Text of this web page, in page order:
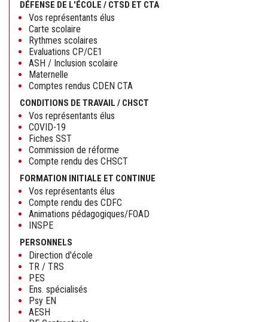
DÉFENSE DE L'ÉCOLE / CTSD ET CTA
Vos représentants élus
Carte scolaire
Rythmes scolaires
Evaluations CP/CE1
ASH / Inclusion scolaire
Maternelle
Comptes rendus CDEN CTA
CONDITIONS DE TRAVAIL / CHSCT
Vos représentants élus
COVID-19
Fiches SST
Commission de réforme
Compte rendu des CHSCT
FORMATION INITIALE ET CONTINUE
Vos représentants élus
Compte rendu des CDFC
Animations pédagogiques/FOAD
INSPE
PERSONNELS
Direction d'école
TR / TRS
PES
Ens. spécialisés
Psy EN
AESH